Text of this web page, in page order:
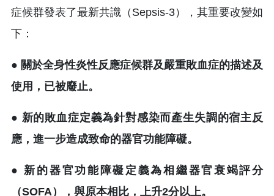
症候群發表了最新共識（Sepsis-3），其重要改變如
下：
● 關於全身性炎性反應症候群及嚴重敗血症的描述及
使用，已被廢止。
● 新的敗血症定義為針對感染而產生失調的宿主反
應，進一步造成致命的器官功能障礙。
● 新的器官功能障礙定義為相繼器官衰竭評分
（SOFA），與原本相比，上升2分以上。